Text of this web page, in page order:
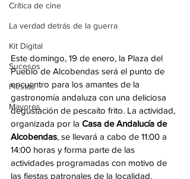
Crítica de cine
La verdad detrás de la guerra
Kit Digital
Sucesos
Fiestas
Mayores
Este domingo, 19 de enero, la Plaza del
Pueblo de Alcobendas será el punto de
encuentro para los amantes de la
gastronomía andaluza con una deliciosa
degustación de pescaíto frito. La actividad,
organizada por la Casa de Andalucía de
Alcobendas, se llevará a cabo de 11:00 a
14:00 horas y forma parte de las
actividades programadas con motivo de
las fiestas patronales de la localidad.